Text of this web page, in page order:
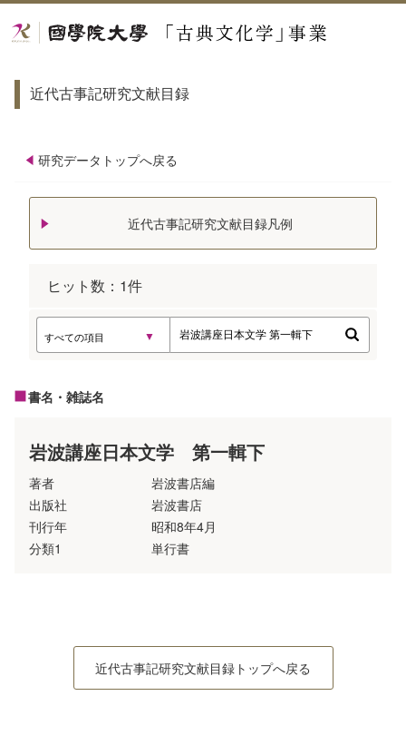
近代古事記研究文献目録
研究データトップへ戻る
近代古事記研究文献目録凡例
ヒット数： 1件
書名・雑誌名
岩波講座日本文学 第一輯下
著者
岩波書店編
出版社
岩波書店
刊行年
昭和8年4月
分類1
単行書
近代古事記研究文献目録トップへ戻る